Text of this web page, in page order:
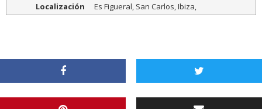
Localización
Es Figueral, San Carlos, Ibiza,